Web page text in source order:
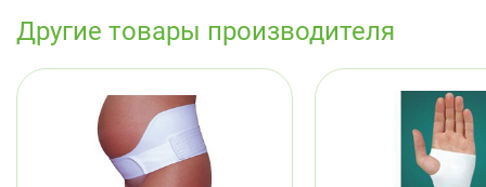
Другие товары производителя